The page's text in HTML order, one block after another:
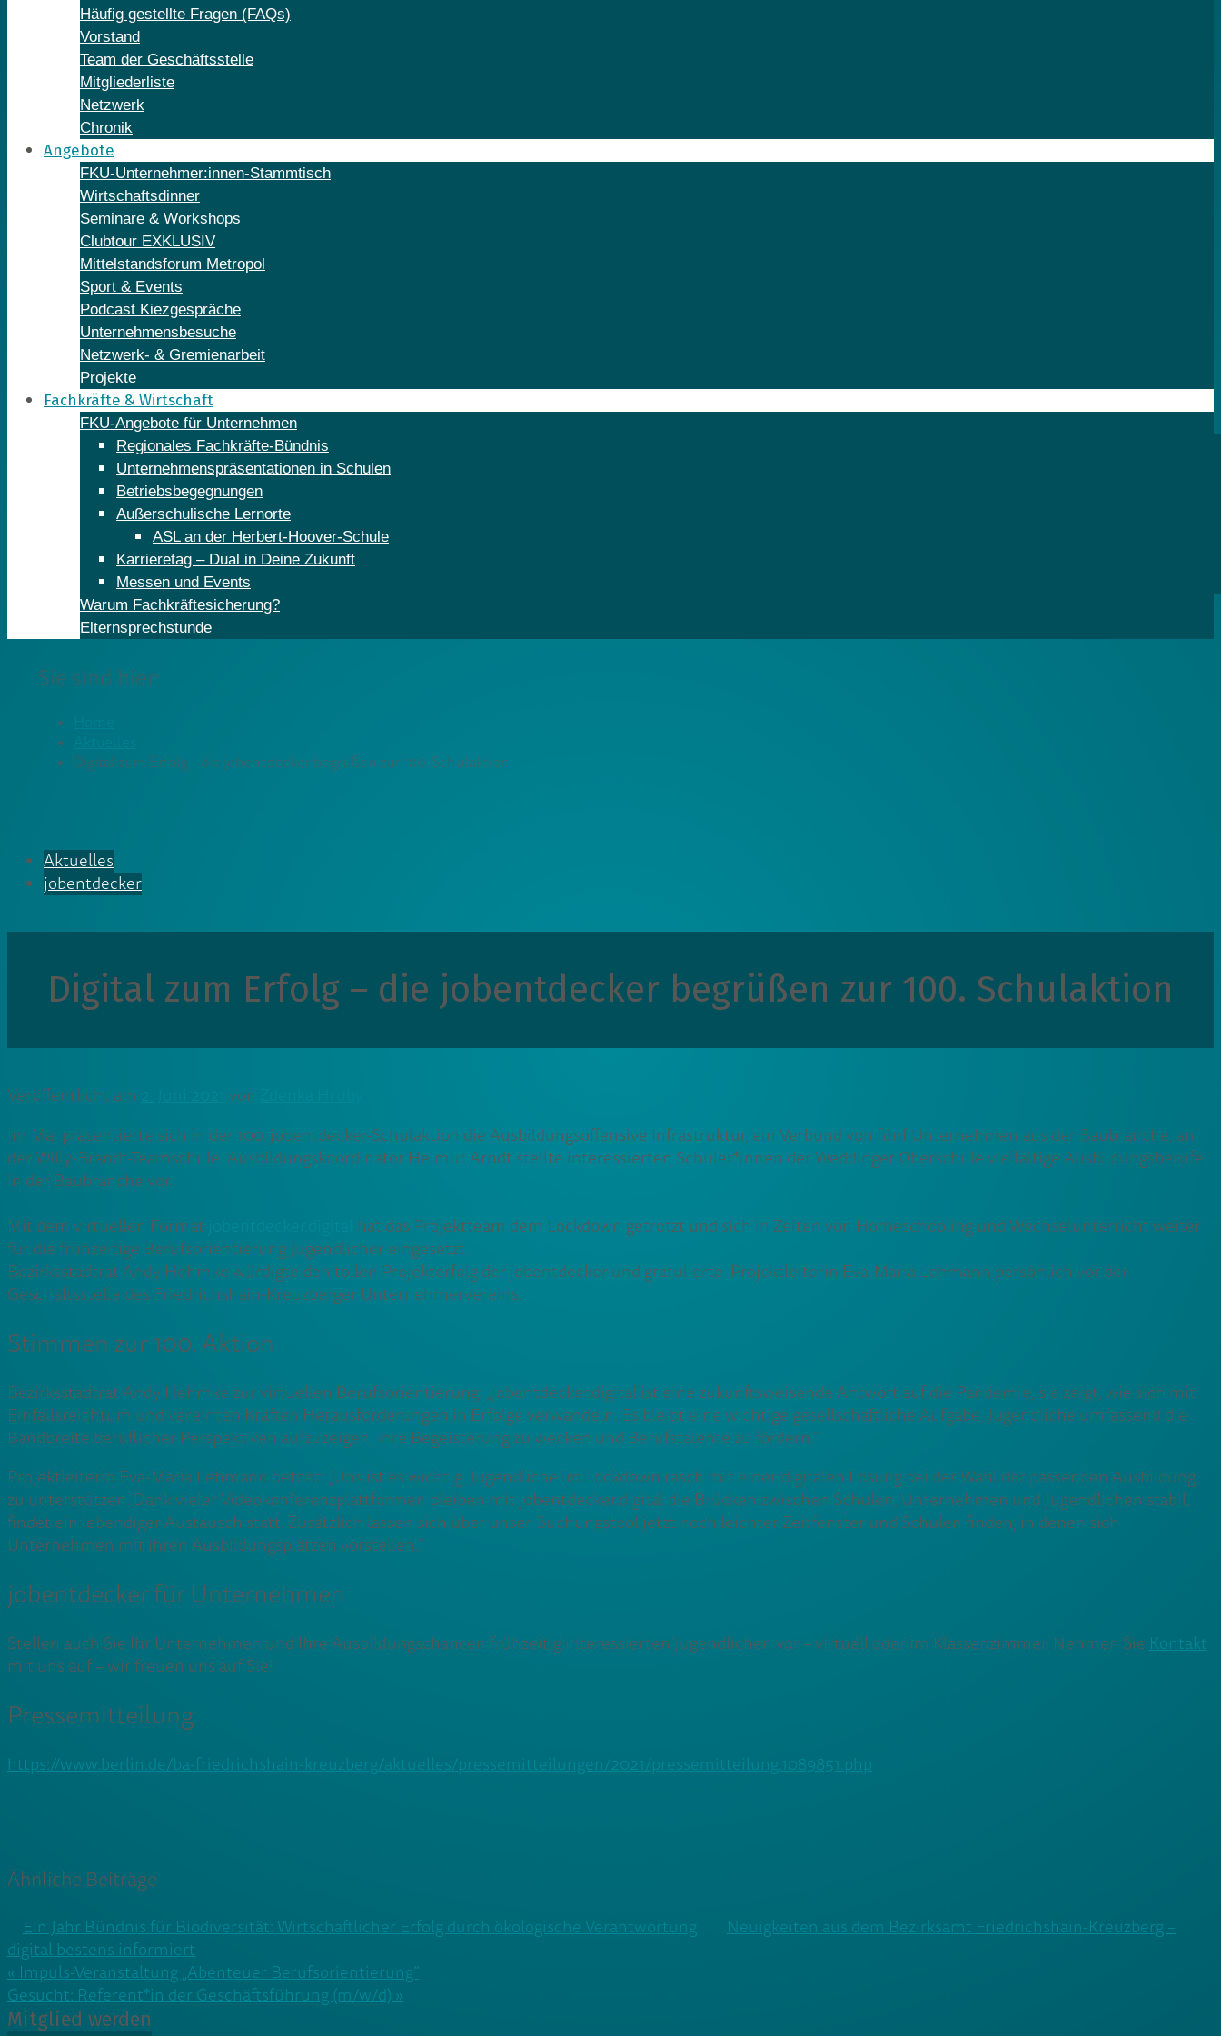
Häufig gestellte Fragen (FAQs)
Vorstand
Team der Geschäftsstelle
Mitgliederliste
Netzwerk
Chronik
Angebote
FKU-Unternehmer:innen-Stammtisch
Wirtschaftsdinner
Seminare & Workshops
Clubtour EXKLUSIV
Mittelstandsforum Metropol
Sport & Events
Podcast Kiezgespräche
Unternehmensbesuche
Netzwerk- & Gremienarbeit
Projekte
Fachkräfte & Wirtschaft
FKU-Angebote für Unternehmen
Regionales Fachkräfte-Bündnis
Unternehmenspräsentationen in Schulen
Betriebsbegegnungen
Außerschulische Lernorte
ASL an der Herbert-Hoover-Schule
Karrieretag – Dual in Deine Zukunft
Messen und Events
Warum Fachkräftesicherung?
Elternsprechstunde
Sie sind hier:
Digital zum Erfolg – die jobentdecker begrüßen zur 100. Schulaktion
Aktuelles
jobentdecker
Digital zum Erfolg – die jobentdecker begrüßen zur 100. Schulaktion
Veröffentlicht am von
Im Mai präsentierte sich in der 100. jobentdecker-Schulaktion die Ausbildungsoffensive Infrastruktur, ein Verbund von fünf Unternehmen aus der Baubranche, an
der Willy-Brandt-Teamschule. Ausbildungskoordinator Helmut Arndt stellte interessierten Schüler*innen der Weddinger Oberschule vielfältige Ausbildungsberufe
in der Baubranche vor.
Mit dem virtuellen Format
hat das Projektteam dem Lockdown getrotzt und sich in Zeiten von Homeschooling und Wechselunterricht weiter
für die frühzeitige Berufsorientierung Jugendlicher eingesetzt.
Bezirksstadtrat Andy Hehmke würdigte den tollen Projekterfolg der jobentdecker und gratulierte Projektleiterin Eva-Maria Lehmann persönlich vor der
Geschäftsstelle des Friedrichshain-Kreuzberger Unternehmervereins.
Stimmen zur 100. Aktion
Bezirksstadtrat Andy Hehmke zur virtuellen Berufsorientierung: „jobentdecker.digital ist eine zukunftsweisende Antwort auf die Pandemie, sie zeigt, wie sich mit
Einfallsreichtum und vereinten Kräften Herausforderungen in Erfolge verwandeln. Es bleibt eine wichtige gesellschaftliche Aufgabe, Jugendliche umfassend die
Bandbreite beruflicher Perspektiven aufzuzeigen, ihre Begeisterung zu wecken und Berufstalente zu fördern.“
Projektleiterin Eva-Maria Lehmann betont: „Uns ist es wichtig, Jugendliche im Lockdown rasch mit einer digitalen Lösung bei der Wahl der passenden Ausbildung
zu unterstützen. Dank vieler Videokonferenzplattformen bleiben mit jobentdecker.digital die Brücken zwischen Schulen, Unternehmen und Jugendlichen stabil,
findet ein lebendiger Austausch statt. Zusätzlich lassen sich über unser Buchungstool jetzt noch leichter Zeitfenster und Schulen finden, in denen sich
Unternehmen mit ihren Ausbildungsplätzen vorstellen.“
jobentdecker für Unternehmen
Stellen auch Sie Ihr Unternehmen und Ihre Ausbildungschancen frühzeitig interessierten Jugendlichen vor – virtuell oder im Klassenzimmer. Nehmen Sie Kontakt
mit uns auf – wir freuen uns auf Sie!
Pressemitteilung
https://www.berlin.de/ba-friedrichshain-kreuzberg/aktuelles/pressemitteilungen/2021/pressemitteilung.1089851.php
Ähnliche Beiträge
Ein Jahr Bündnis für Biodiversität: Wirtschaftlicher Erfolg durch ökologische Verantwortung
Neuigkeiten aus dem Bezirksamt Friedrichshain-Kreuzberg –
digital bestens informiert
Beitragsnavigation
« Impuls-Veranstaltung „Abenteuer Berufsorientierung“
Gesucht: Referent*in der Geschäftsführung (m/w/d) »
Mitglied werden